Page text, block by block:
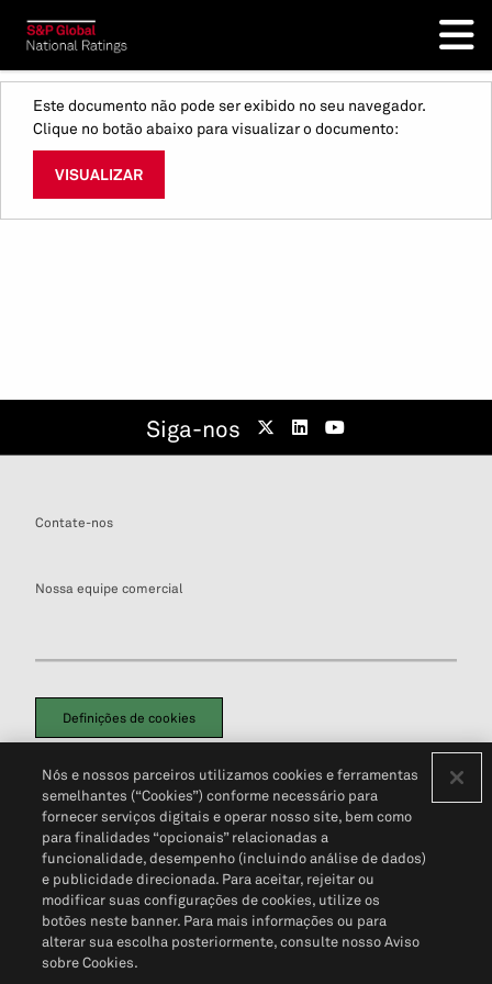
Este documento não pode ser exibido no seu navegador.
Clique no botão abaixo para visualizar o documento:
VISUALIZAR
Siga-nos
Contate-nos
Nossa equipe comercial
Definições de cookies
Política de PrivacidadePortal de privacidade do cliente (em inglês)
Não Venda Minhas Informações Pessoais© 2026 S&P Global
Nós e nossos parceiros utilizamos cookies e ferramentas
semelhantes (“Cookies”) conforme necessário para
fornecer serviços digitais e operar nosso site, bem como
para finalidades “opcionais” relacionadas a
funcionalidade, desempenho (incluindo análise de dados)
e publicidade direcionada. Para aceitar, rejeitar ou
modificar suas configurações de cookies, utilize os
botões neste banner. Para mais informações ou para
alterar sua escolha posteriormente, consulte nosso Aviso
sobre Cookies.